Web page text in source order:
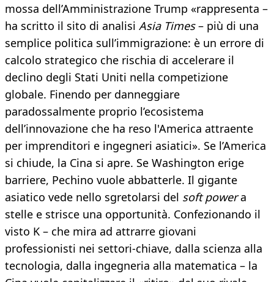
mossa dell’Amministrazione Trump «rappresenta –
ha scritto il sito di analisi Asia Times– più di una
semplice politica sull’immigrazione: è un errore di
calcolo strategico che rischia di accelerare il
declino degli Stati Uniti nella competizione
globale. Finendo per danneggiare
paradossalmente proprio l’ecosistema
dell’innovazione che ha reso l'America attraente
per imprenditori e ingegneri asiatici». Se l’America
si chiude, la Cina si apre. Se Washington erige
barriere, Pechino vuole abbatterle. Il gigante
asiatico vede nello sgretolarsi del soft powera
stelle e strisce una opportunità. Confezionando il
visto K – che mira ad attrarre giovani
professionisti nei settori-chiave, dalla scienza alla
tecnologia, dalla ingegneria alla matematica – la